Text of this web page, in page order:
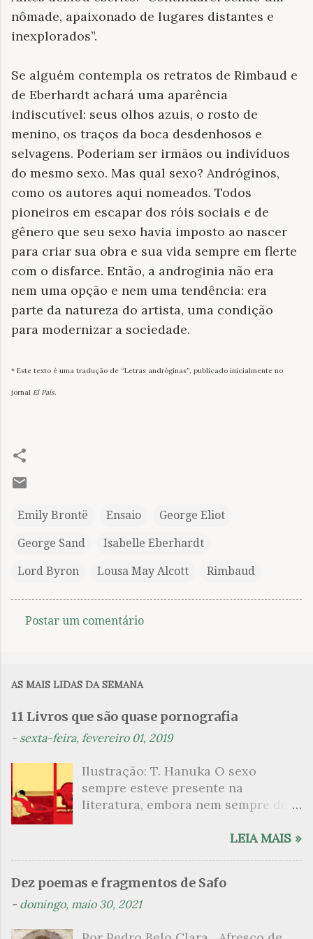
nômade, apaixonado de lugares distantes e
inexplorados”.
Se alguém contempla os retratos de Rimbaud e
de Eberhardt achará uma aparência
indiscutível: seus olhos azuis, o rosto de
menino, os traços da boca desdenhosos e
selvagens. Poderiam ser irmãos ou indivíduos
do mesmo sexo. Mas qual sexo? Andróginos,
como os autores aqui nomeados. Todos
pioneiros em escapar dos róis sociais e de
gênero que seu sexo havia imposto ao nascer
para criar sua obra e sua vida sempre em flerte
com o disfarce. Então, a androginia não era
nem uma opção e nem uma tendência: era
parte da natureza do artista, uma condição
para modernizar a sociedade.
* Este texto é uma tradução de “Letras andróginas”, publicado inicialmente no
jornal El País.
Emily Brontë Ensaio George Eliot
George Sand Isabelle Eberhardt
Lord Byron Lousa May Alcott Rimbaud
n
t
i
o
Postar um comentário
AS MAIS LIDAS DA SEMANA
11 Livros que são quase pornografia
- sexta-feira, fevereiro 01, 2019
Ilustração: T. Hanuka O sexo
sempre esteve presente na
literatura, embora nem sempre de
que mergulharam em sua própria
psicanalítico e findaram por revelar
a partir dessa intimidade o lado
LEIA MAIS »
Dez poemas e fragmentos de Safo
- domingo, maio 30, 2021